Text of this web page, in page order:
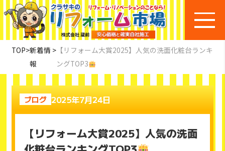
TOP>新着情
報
>【リフォーム大賞2025】人気の洗面化粧台ランキ
ングTOP3
ブログ 2025年7月24日
【リフォーム大賞2025】人気の洗面